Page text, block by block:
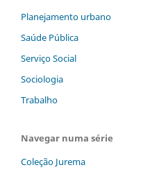
Planejamento urbano
Saúde Pública
Serviço Social
Sociologia
Trabalho
Navegar numa série
Coleção Jurema